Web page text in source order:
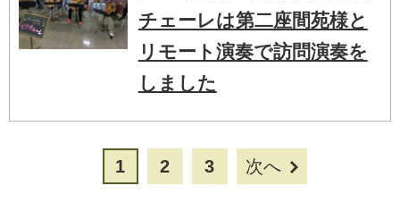
チェーレは第二座間苑様と
リモート演奏で訪問演奏を
しました
1 2 3 次へ